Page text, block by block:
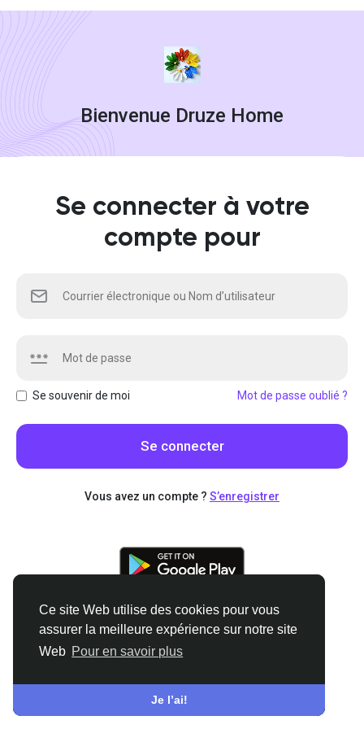
Ce site Web utilise des cookies pour vous
assurer la meilleure expérience sur notre site
Web Pour en savoir plus
Je l’ai!
Ce site Web utilise des cookies pour vous
assurer la meilleure expérience sur notre site
Web Pour en savoir plus
Je l’ai!
Bienvenue Druze Home
Se connecter à votre
compte pour
Se souvenir de moi Mot de passe oublié ?
Se connecter
Vous avez un compte ? S’enregistrer
Environ•Conditions générale de vente•Confidentialité•
Annuaire